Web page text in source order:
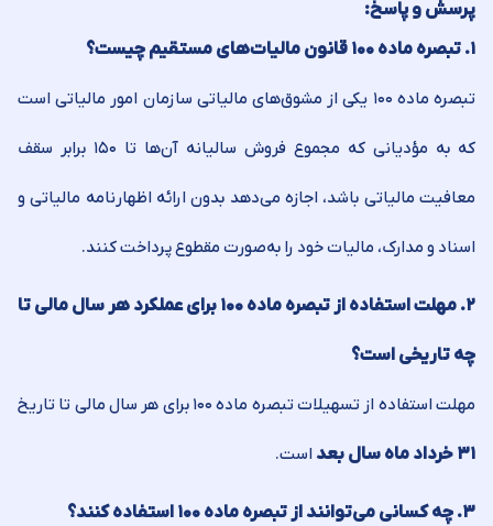
پرسش و پاسخ:
۱. تبصره ماده ۱۰۰ قانون مالیات‌های مستقیم چیست؟
تبصره ماده ۱۰۰ یکی از مشوق‌های مالیاتی سازمان امور مالیاتی است
که به مؤدیانی که مجموع فروش سالیانه آن‌ها تا ۱۵۰ برابر سقف
معافیت مالیاتی باشد، اجازه می‌دهد بدون ارائه اظهارنامه مالیاتی و
اسناد و مدارک، مالیات خود را به‌صورت مقطوع پرداخت کنند.
۲. مهلت استفاده از تبصره ماده ۱۰۰ برای عملکرد هر سال مالی تا
چه تاریخی است؟
مهلت استفاده از تسهیلات تبصره ماده ۱۰۰ برای هر سال مالی تا تاریخ
۳۱ خرداد ماه سال بعد است.
۳. چه کسانی می‌توانند از تبصره ماده ۱۰۰ استفاده کنند؟